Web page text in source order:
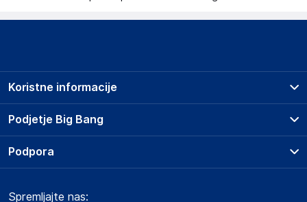
Podjetje Big Bang
O podjetju
Koristne informacije
Prodajna mesta
Storitve
Dostava, vnos in odvoz
Podpora
Marketplace
Spremljajte nas: